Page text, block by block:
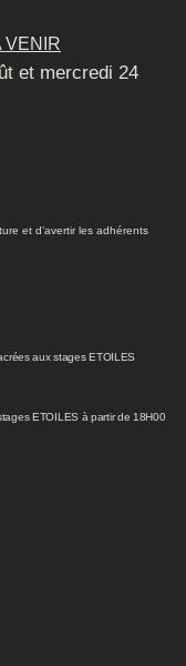
VENIR
et mercredi 24
et d’avertir les adhérents
aux stages ETOILES
ETOILES à partir de 18H00